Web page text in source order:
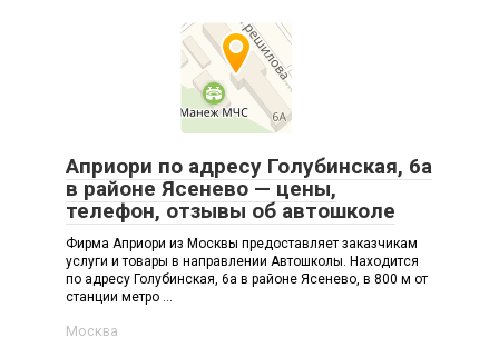
Априори по адресу Голубинская, 6а
в районе Ясенево — цены,
телефон, отзывы об автошколе
Фирма Априори из Москвы предоставляет заказчикам
услуги и товары в направлении Автошколы. Находится
по адресу Голубинская, 6а в районе Ясенево, в 800 м от
станции метро ...
Москва